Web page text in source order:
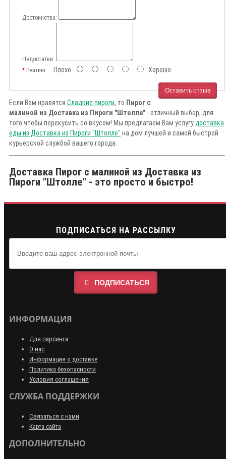
Достоинства:
Недостатки:
РейтингПлохо Хорошо
Оставить отзыв
Если Вам нравятся Сладкие пироги, то Пирог с
малиной из Доставка из Пироги "Штолле" - отличный выбор, для
того чтобы перекусить со вкусом! Мы предлагаем Вам услугу доставка
еды из Доставка из Пироги "Штолле" на дом лучшей и самой быстрой
курьерской службой вашего города.
Доставка Пирог с малиной из Доставка из
Пироги "Штолле" - это просто и быстро!
ПОДПИСАТЬСЯ НА РАССЫЛКУ
ПОДПИСАТЬСЯ
ИНФОРМАЦИЯ
Для парсинга
О нас
Информация о доставке
Политика безопасности
Условия соглашения
СЛУЖБА ПОДДЕРЖКИ
Связаться с нами
Карта сайта
ДОПОЛНИТЕЛЬНО